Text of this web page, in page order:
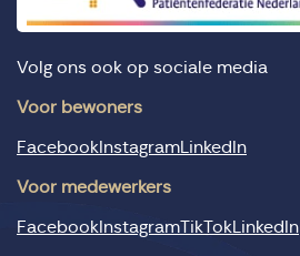
Volg ons ook op sociale media
Voor bewoners
FacebookInstagramLinkedIn
Voor medewerkers
FacebookInstagramTikTokLinkedIn